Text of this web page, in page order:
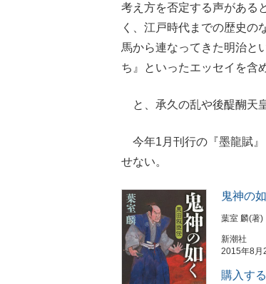
考え方を否定する声がある
く、江戸時代までの歴史の
馬から連なってきた明治と
ち』といったエッセイを含
と、承久の乱や後醍醐天
今年1月刊行の『墨龍賦』
せない。
鬼神の
葉室 麟(著)
新潮社
2015年8月
購入する